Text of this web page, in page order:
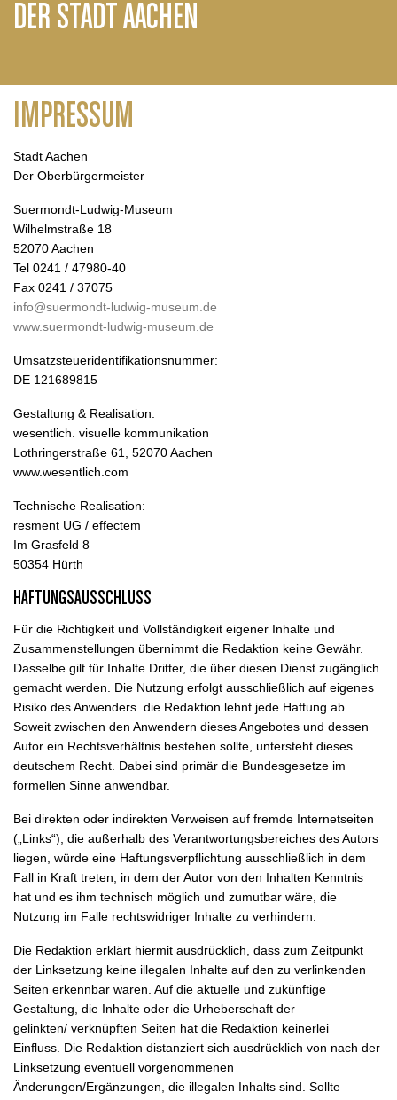
DER STADT AACHEN
IMPRESSUM
Stadt Aachen
Der Oberbürgermeister
Suermondt-Ludwig-Museum
Wilhelmstraße 18
52070 Aachen
Tel 0241 / 47980-40
Fax 0241 / 37075
info@suermondt-ludwig-museum.de
www.suermondt-ludwig-museum.de
Umsatzsteueridentifikationsnummer:
DE 121689815
Gestaltung & Realisation:
wesentlich. visuelle kommunikation
Lothringerstraße 61, 52070 Aachen
www.wesentlich.com
Technische Realisation:
resment UG / effectem
Im Grasfeld 8
50354 Hürth
HAFTUNGSAUSSCHLUSS
Für die Richtigkeit und Vollständigkeit eigener Inhalte und
Zusammenstellungen übernimmt die Redaktion keine Gewähr.
Dasselbe gilt für Inhalte Dritter, die über diesen Dienst zugänglich
gemacht werden. Die Nutzung erfolgt ausschließlich auf eigenes
Risiko des Anwenders. die Redaktion lehnt jede Haftung ab.
Soweit zwischen den Anwendern dieses Angebotes und dessen
Autor ein Rechtsverhältnis bestehen sollte, untersteht dieses
deutschem Recht. Dabei sind primär die Bundesgesetze im
formellen Sinne anwendbar.
Bei direkten oder indirekten Verweisen auf fremde Internetseiten
(„Links“), die außerhalb des Verantwortungsbereiches des Autors
liegen, würde eine Haftungsverpflichtung ausschließlich in dem
Fall in Kraft treten, in dem der Autor von den Inhalten Kenntnis
hat und es ihm technisch möglich und zumutbar wäre, die
Nutzung im Falle rechtswidriger Inhalte zu verhindern.
Die Redaktion erklärt hiermit ausdrücklich, dass zum Zeitpunkt
der Linksetzung keine illegalen Inhalte auf den zu verlinkenden
Seiten erkennbar waren. Auf die aktuelle und zukünftige
Gestaltung, die Inhalte oder die Urheberschaft der
gelinkten/ verknüpften Seiten hat die Redaktion keinerlei
Einfluss. Die Redaktion distanziert sich ausdrücklich von nach der
Linksetzung eventuell vorgenommenen
Änderungen/Ergänzungen, die illegalen Inhalts sind. Sollte